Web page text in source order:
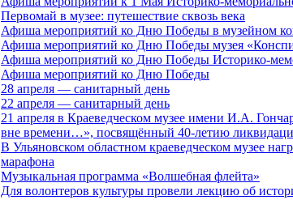
Первомай в музее: путешествие сквозь века
Афиша мероприятий ко Дню Победы в музейном
Афиша мероприятий ко Дню Победы музея
Афиша мероприятий ко Дню Победы Историко-
Афиша мероприятий ко Дню Победы
28 апреля — санитарный день
22 апреля — санитарный день
21 апреля в Краеведческом музее имени И.А.
вне времени…», посвящённый 40-летию
В Ульяновском областном краеведческом музее
марафона
Музыкальная программа «Волшебная флейта»
Для волонтеров культуры провели лекцию об